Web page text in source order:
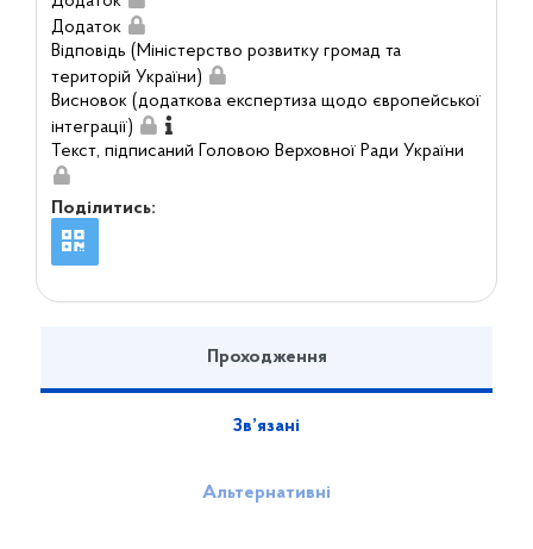
Додаток
Відповідь (Міністерство розвитку громад та
територій України)
Висновок (додаткова експертиза щодо європейської
інтеграції)
Текст, підписаний Головою Верховної Ради України
Поділитись:
Проходження
Зв’язані
Альтернативні